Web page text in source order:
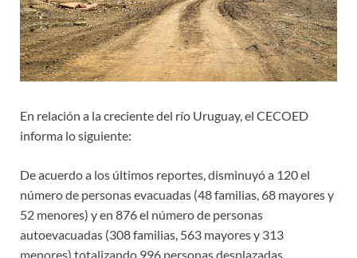
En relación a la creciente del río Uruguay, el CECOED
informa lo siguiente:
De acuerdo a los últimos reportes, disminuyó a 120 el
número de personas evacuadas (48 familias, 68 mayores y
52 menores) y en 876 el número de personas
autoevacuadas (308 familias, 563 mayores y 313
menores) totalizando 996 personas desplazadas.